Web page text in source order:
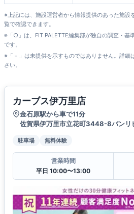
※上記には、施設運営者から情報提供のあった施設
覧で確認できます。
※「○」は、FIT PALETTE編集部が独自の調査・基
です。
※「－」は未提供を示すものではありません。詳細
さい。
カーブス伊万里店
金石原駅から車で11分
佐賀県伊万里市立花町3448-8バンリ
駐車場 無料体験
営業時間
平日 10:00〜13:00